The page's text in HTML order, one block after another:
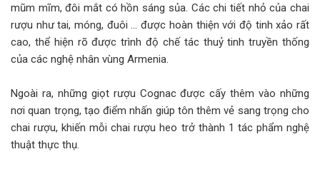
mũm mĩm, đôi mắt có hồn sáng sủa. Các chi tiết nhỏ của chai
rượu như tai, móng, đuôi … được hoàn thiện với độ tinh xảo rất
cao, thể hiện rõ được trình độ chế tác thuỷ tinh truyền thống
của các nghệ nhân vùng Armenia.
Ngoài ra, những giọt rượu Cognac được cấy thêm vào những
nơi quan trọng, tạo điểm nhấn giúp tôn thêm vẻ sang trọng cho
chai rượu, khiến mỗi chai rượu heo trở thành 1 tác phẩm nghệ
thuật thực thụ.